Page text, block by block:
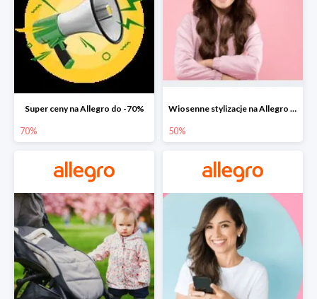
Super ceny na Allegro do -70%
70%
Wiosenne stylizacje na Allegro do -50%
50%